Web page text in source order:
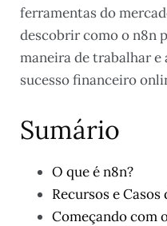
ferramentas do
descobrir como o n8n
maneira de trabalhar
sucesso financeiro
Sumário
O que é n8n?
Recursos e
Começando com